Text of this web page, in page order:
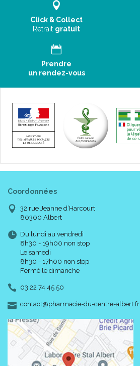
Click & Collect
Retrait gratuit
Prendre
un rendez-vous
Coordonnées
32 rue Jeanne d’Harcourt
80300 Albert
Du lundi au vendredi
8h30 - 19h00 non stop
Le samedi
8h30 - 17h00 non stop
Fermé le dimanche
03 22 74 45 50
contact-
@-
pharmacie-du-centre-albert.fr